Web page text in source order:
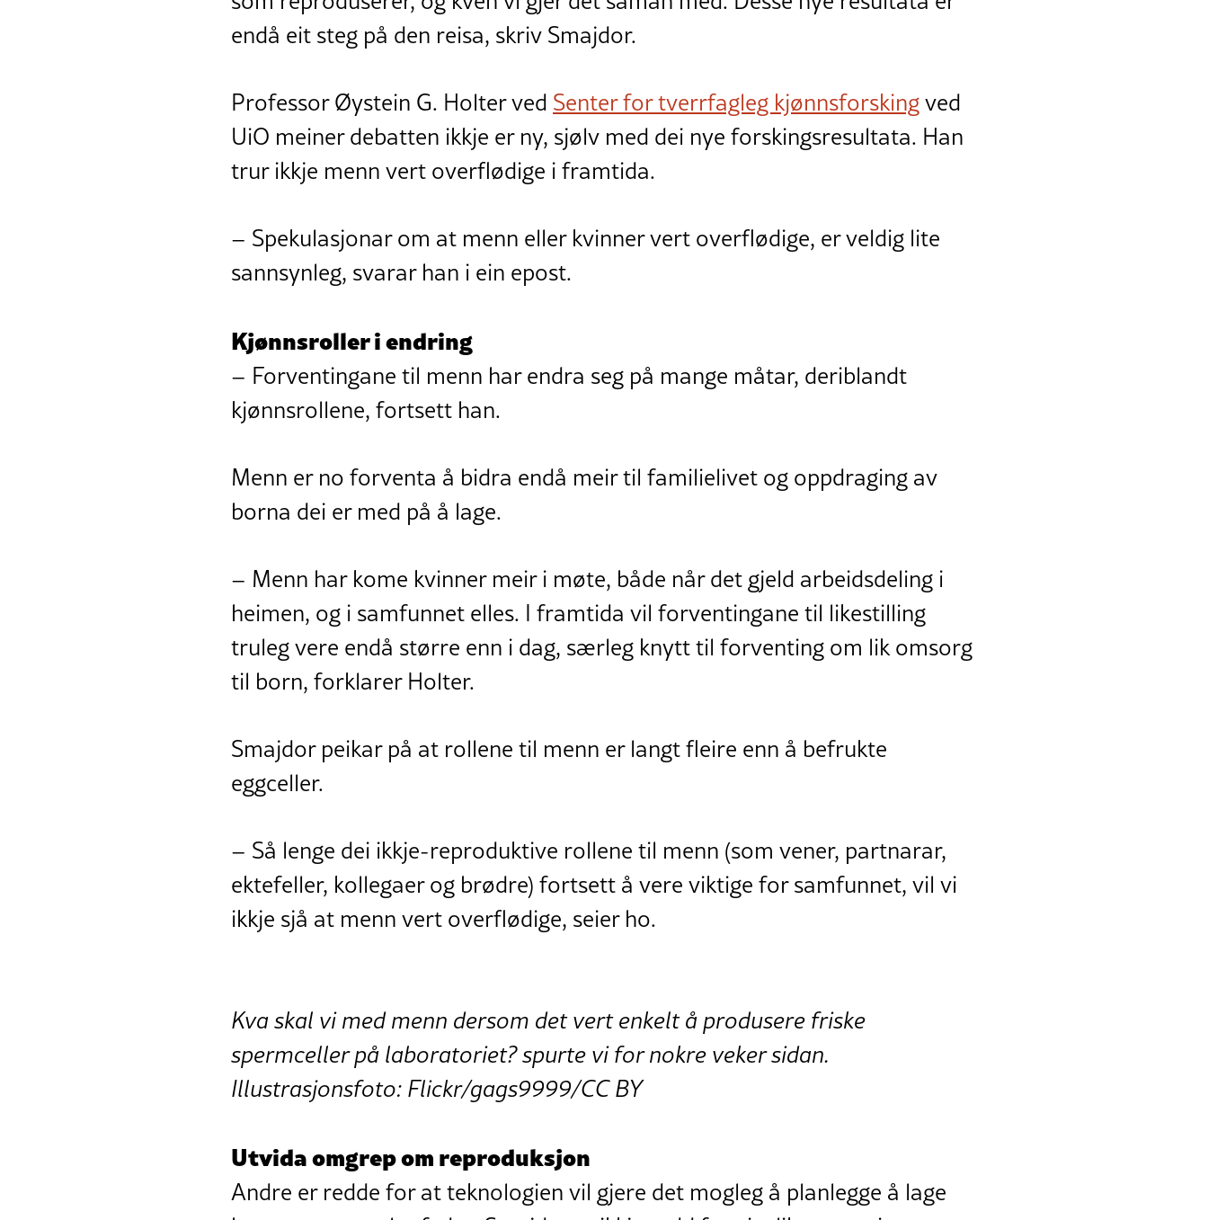
endå eit steg på den reisa, skriv Smajdor.
Professor Øystein G. Holter ved Senter for tverrfagleg kjønnsforskingved
UiO meiner debatten ikkje er ny, sjølv med dei nye forskingsresultata. Han
trur ikkje menn vert overflødige i framtida.
– Spekulasjonar om at menn eller kvinner vert overflødige, er veldig lite
sannsynleg, svarar han i ein epost.
Kjønnsroller i endring
– Forventingane til menn har endra seg på mange måtar, deriblandt
kjønnsrollene, fortsett han.
Menn er no forventa å bidra endå meir til familielivet og oppdraging av
borna dei er med på å lage.
– Menn har kome kvinner meir i møte, både når det gjeld arbeidsdeling i
heimen, og i samfunnet elles. I framtida vil forventingane til likestilling
truleg vere endå større enn i dag, særleg knytt til forventing om lik omsorg
til born, forklarer Holter.
Smajdor peikar på at rollene til menn er langt fleire enn å befrukte
eggceller.
– Så lenge dei ikkje-reproduktive rollene til menn (som vener, partnarar,
ektefeller, kollegaer og brødre) fortsett å vere viktige for samfunnet, vil vi
ikkje sjå at menn vert overflødige, seier ho.
Kva skal vi med menn dersom det vert enkelt å produsere friske
spermceller på laboratoriet? spurte vi for nokre veker sidan.
Illustrasjonsfoto: Flickr/gags9999/CC BY
Utvida omgrep om reproduksjon
Andre er redde for at teknologien vil gjere det mogleg å planlegge å lage